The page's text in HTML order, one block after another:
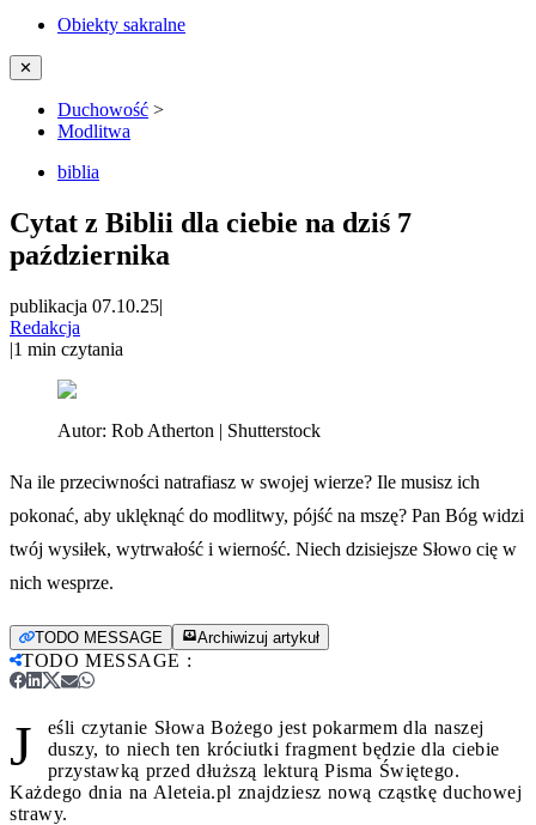
Obiekty sakralne
✕
Duchowość >
Modlitwa
biblia
Cytat z Biblii dla ciebie na dziś 7
października
publikacja 07.10.25|
Redakcja
|1 min czytania
Autor: Rob Atherton | Shutterstock
Na ile przeciwności natrafiasz w swojej wierze? Ile musisz ich
pokonać, aby uklęknąć do modlitwy, pójść na mszę? Pan Bóg widzi
twój wysiłek, wytrwałość i wierność. Niech dzisiejsze Słowo cię w
nich wesprze.
TODO MESSAGE Archiwizuj artykuł
TODO MESSAGE :
J
eśli czytanie Słowa Bożego jest pokarmem dla naszej
duszy, to niech ten króciutki fragment będzie dla ciebie
przystawką przed dłuższą lekturą Pisma Świętego.
Każdego dnia na Aleteia.pl znajdziesz nową cząstkę duchowej
strawy.